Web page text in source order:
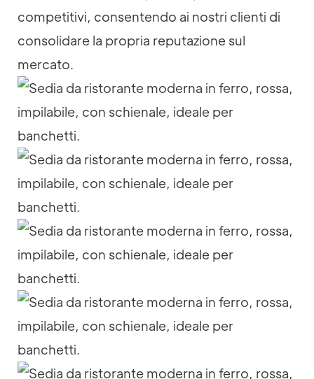
competitivi, consentendo ai nostri clienti di
consolidare la propria reputazione sul
mercato.